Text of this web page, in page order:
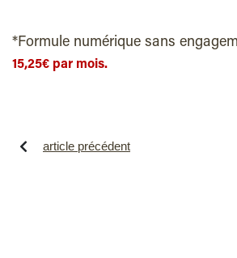
*Formule numérique sans
15,25€ par mois.
article précédent